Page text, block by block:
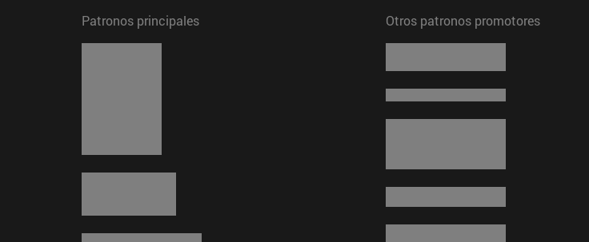
Patronos principales
Otros patronos promotores